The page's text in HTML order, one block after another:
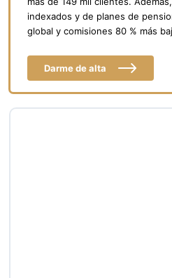
indexados y de planes de
global y comisiones 80 % más
Darme de alta